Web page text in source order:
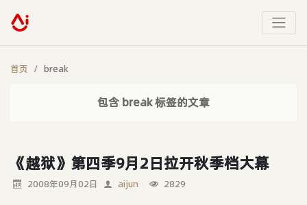
首页 break
包含 break 标签的文章
《越狱》第四季9月2日拉开秋季档大幕
2008年09月02日 aijun 2829